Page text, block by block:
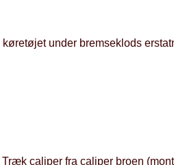
under bremseklods
caliper fra caliper broen